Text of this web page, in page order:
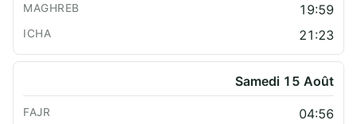
19:59
21:23
Samedi 15 Août
04:56